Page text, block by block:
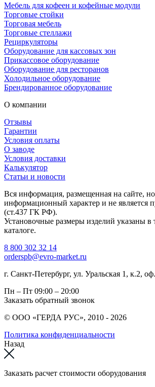
Мебель для кофеен и кофейные модули
Торговые стойки
Торговая мебель
Торговые стеллажи
Рециркуляторы
Оборудование для кассовых зон
Прикассовое оборудование
Оборудование для ресторанов
Холодильное оборудование
Брендированное оборудование
О компании
Отзывы
Гарантии
Условия оплаты
О заводе
Условия доставки
Калькулятор
Статьи и новости
Вся информация, размещенная на сайте,
информационный характер и не является
(ст.437 ГК РФ).
Установочные размеры изделий указаны в
каталоге.
8 800 302 32 14
orderspb@evro-market.ru
г. Санкт-Петербург, ул. Уральская 1, к.2,
Пн – Пт 09:00 – 20:00
Заказать обратный звонок
© ООО «ГЕРДА РУС», 2010 - 2026
Политика конфиденциальности
Назад
Заказать расчет стоимости оборудования